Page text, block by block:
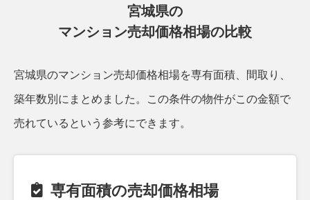
宮城県の
マンション売却価格相場の比較
宮城県のマンション売却価格相場を専有面積、間取り、
築年数別にまとめました。 この条件の物件がこの金額で
売れているという参考にできます。
専有面積の売却価格相場